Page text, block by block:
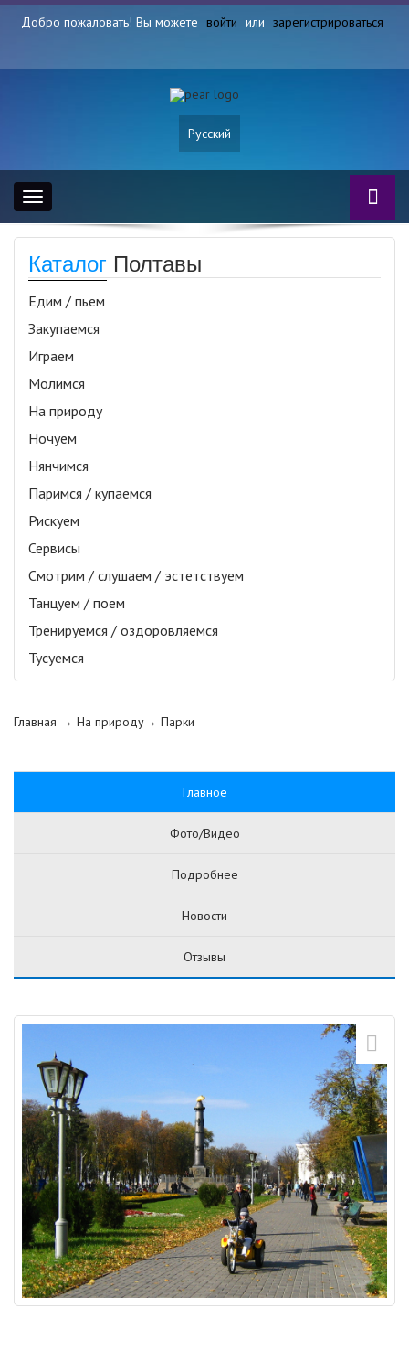
Добро пожаловать! Вы можете войти или зарегистрироваться
Русский
Toggle
navigation
Каталог Полтавы
Едим / пьем
Закупаемся
Играем
Молимся
На природу
Ночуем
Нянчимся
Паримся / купаемся
Рискуем
Сервисы
Смотрим / слушаем / эстетствуем
Танцуем / поем
Тренируемся / оздоровляемся
Тусуемся
Главная → На природу→ Парки
Главное
Фото/Видео
Подробнее
Новости
Отзывы